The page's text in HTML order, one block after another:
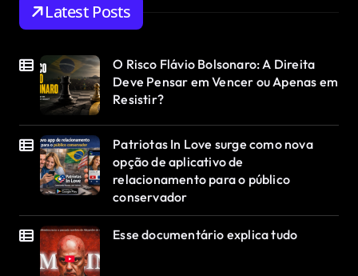
Latest Posts
O Risco Flávio Bolsonaro: A Direita
Deve Pensar em Vencer ou Apenas em
Resistir?
Patriotas In Love surge como nova
opção de aplicativo de
relacionamento para o público
conservador
Esse documentário explica tudo